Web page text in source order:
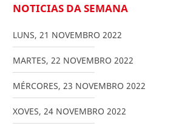
NOTICIAS DA SEMANA
LUNS, 21 NOVEMBRO 2022
MARTES, 22 NOVEMBRO 2022
MÉRCORES, 23 NOVEMBRO 2022
XOVES, 24 NOVEMBRO 2022